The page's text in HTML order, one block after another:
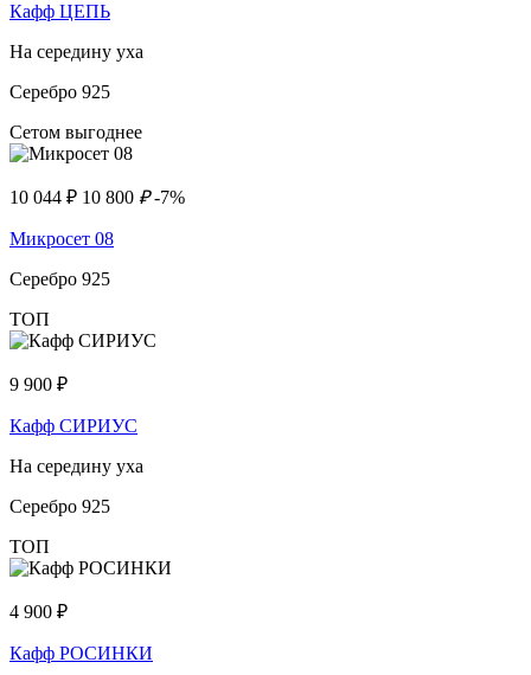
Кафф ЦЕПЬ
На середину уха
Серебро 925
Сетом выгоднее
10 044 ₽ 10 800 ₽ -7%
Микросет 08
Серебро 925
ТОП
9 900 ₽
Кафф СИРИУС
На середину уха
Серебро 925
ТОП
4 900 ₽
Кафф РОСИНКИ